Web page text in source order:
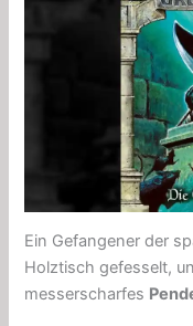
Ein Gefangener der
Holztisch gefesselt,
messerscharfes